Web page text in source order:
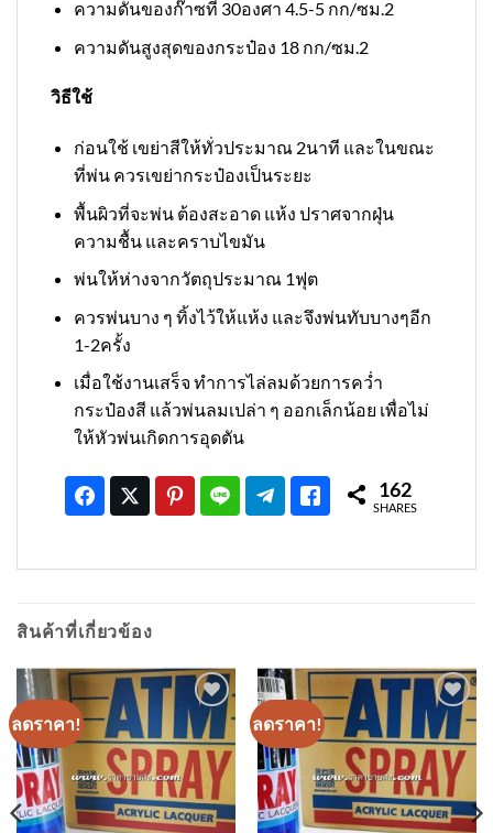
ความดันของก๊าซที่ 30องศา 4.5-5 กก/ซม.2
ความดันสูงสุดของกระป๋อง 18 กก/ซม.2
วิธีใช้
ก่อนใช้ เขย่าสีให้ทั่วประมาณ 2นาที และในขณะ
ที่พ่น ควรเขย่ากระป๋องเป็นระยะ
พื้นผิวที่จะพ่น ต้องสะอาด แห้ง ปราศจากฝุ่น
ความชื้น และคราบไขมัน
พ่นให้ห่างจากวัตถุประมาณ 1ฟุต
ควรพ่นบาง ๆ ทิ้งไว้ให้แห้ง และจึงพ่นทับบางๆอีก
1-2ครั้ง
เมื่อใช้งานเสร็จ ทำการไล่ลมด้วยการคว่ำ
กระป๋องสี แล้วพ่นลมเปล่า ๆ ออกเล็กน้อย เพื่อไม่
ให้หัวพ่นเกิดการอุดตัน
162
SHARES
สินค้าที่เกี่ยวข้อง
ลดราคา!
เพิ่มเข้า
ใน
รายการ
ที่
ติดตาม
ลดราคา!
เพิ่มเข้า
ใน
รายการ
ที่
ติดตาม